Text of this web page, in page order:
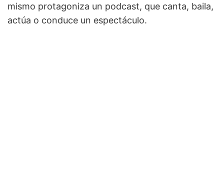
mismo protagoniza un podcast, que canta, baila,
actúa o conduce un espectáculo.